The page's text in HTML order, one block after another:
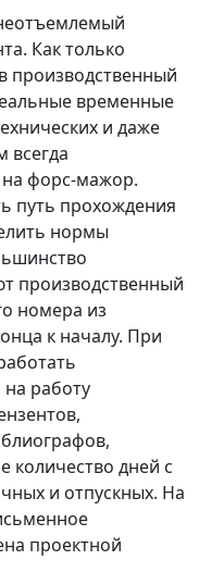
Как только
производственный
временные
и даже
всегда
на форс-мажор.
путь прохождения
нормы
производственный
номера из
к началу. При
работу
количество дней с
и отпускных. На
проектной